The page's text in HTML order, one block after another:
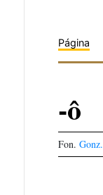
Página
-ô
Fon. Gonz.